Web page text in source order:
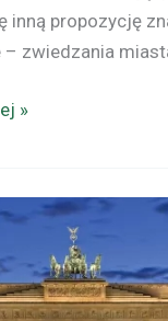
inną propozycję
zwiedzania
»